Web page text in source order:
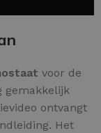
voor de
gemakkelijk
ontvangt
Het